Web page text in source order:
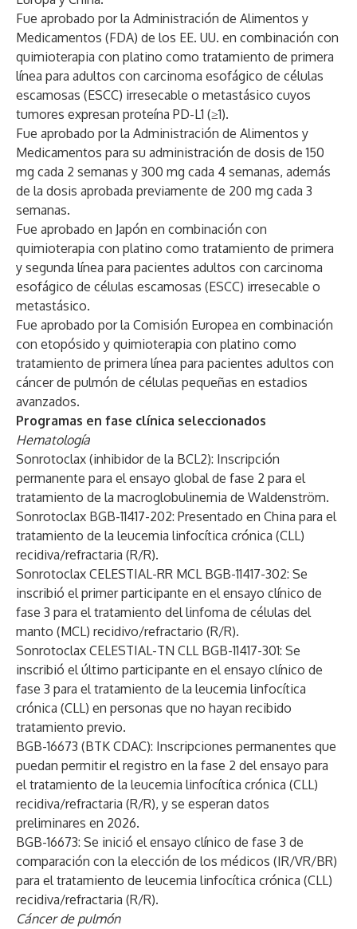
Fue aprobado por la Administración de Alimentos y
Medicamentos (FDA) de los EE. UU. en combinación con
quimioterapia con platino como tratamiento de primera
línea para adultos con carcinoma esofágico de células
escamosas (ESCC) irresecable o metastásico cuyos
tumores expresan proteína PD-L1 (≥1).
Fue aprobado por la Administración de Alimentos y
Medicamentos para su administración de dosis de 150
mg cada 2 semanas y 300 mg cada 4 semanas, además
de la dosis aprobada previamente de 200 mg cada 3
semanas.
Fue aprobado en Japón en combinación con
quimioterapia con platino como tratamiento de primera
y segunda línea para pacientes adultos con carcinoma
esofágico de células escamosas (ESCC) irresecable o
metastásico.
Fue aprobado por la Comisión Europea en combinación
con etopósido y quimioterapia con platino como
tratamiento de primera línea para pacientes adultos con
cáncer de pulmón de células pequeñas en estadios
avanzados.
Programas en fase clínica seleccionados
Hematología
Sonrotoclax (inhibidor de la BCL2): Inscripción
permanente para el ensayo global de fase 2 para el
tratamiento de la macroglobulinemia de Waldenström.
Sonrotoclax BGB-11417-202: Presentado en China para el
tratamiento de la leucemia linfocítica crónica (CLL)
recidiva/refractaria (R/R).
Sonrotoclax CELESTIAL-RR MCL BGB-11417-302: Se
inscribió el primer participante en el ensayo clínico de
fase 3 para el tratamiento del linfoma de células del
manto (MCL) recidivo/refractario (R/R).
Sonrotoclax CELESTIAL-TN CLL BGB-11417-301: Se
inscribió el último participante en el ensayo clínico de
fase 3 para el tratamiento de la leucemia linfocítica
crónica (CLL) en personas que no hayan recibido
tratamiento previo.
BGB-16673 (BTK CDAC): Inscripciones permanentes que
puedan permitir el registro en la fase 2 del ensayo para
el tratamiento de la leucemia linfocítica crónica (CLL)
recidiva/refractaria (R/R), y se esperan datos
preliminares en 2026.
BGB-16673: Se inició el ensayo clínico de fase 3 de
comparación con la elección de los médicos (IR/VR/BR)
para el tratamiento de leucemia linfocítica crónica (CLL)
recidiva/refractaria (R/R).
Cáncer de pulmón